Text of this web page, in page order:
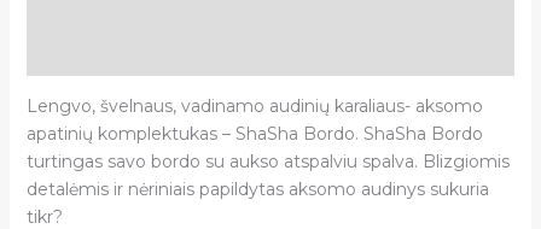
Lengvo, švelnaus, vadinamo audinių karaliaus- aksomo
apatinių komplektukas – ShaSha Bordo. ShaSha Bordo
turtingas savo bordo su aukso atspalviu spalva. Blizgiomis
detalėmis ir nėriniais papildytas aksomo audinys sukuria
tikr?